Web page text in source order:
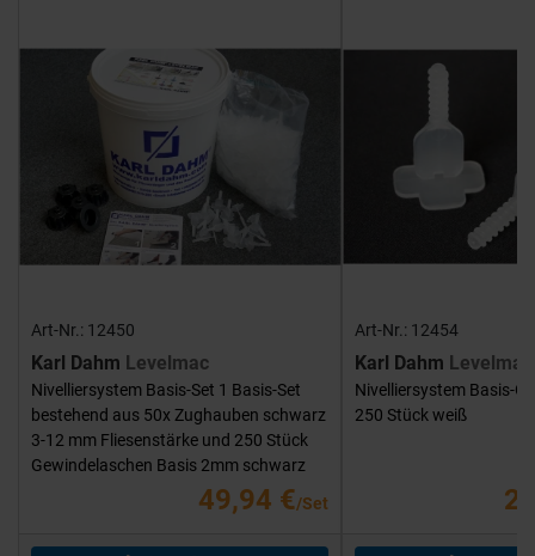
Art-Nr.: 12450
Karl Dahm Levelmac
Nivelliersystem Basis-Set 1 Basis-Set
bestehend aus 50x Zughauben schwarz
3-12 mm Fliesenstärke und 250 Stück
Gewindelaschen Basis 2mm schwarz
49,94 €/Set
Art-Nr.: 12454
Karl Dahm Levelmac
Nivelliersystem Basis-
250 Stück weiß